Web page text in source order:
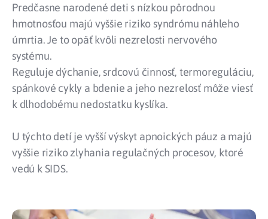
Predčasne narodené deti s nízkou pôrodnou
hmotnosťou majú vyššie riziko syndrómu náhleho
úmrtia. Je to opäť kvôli nezrelosti nervového
systému.
Reguluje dýchanie, srdcovú činnosť, termoreguláciu,
spánkové cykly a bdenie a jeho nezrelosť môže viesť
k dlhodobému nedostatku kyslíka.
U týchto detí je vyšší výskyt apnoických páuz a majú
vyššie riziko zlyhania regulačných procesov, ktoré
vedú k SIDS.